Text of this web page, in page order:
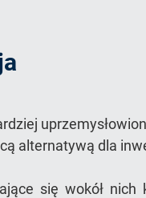
alternatywą dla
się wokół